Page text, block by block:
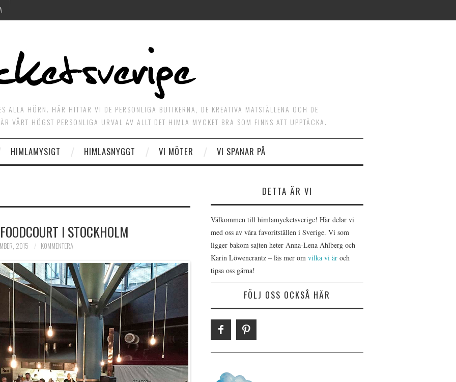
ALLA HÖRN. HÄR HITTAR VI DE PERSONLIGA BUTIKERNA, DE KREATIVA MATSTÄLLENA OCH DE
ÄR VÅRT HÖGST PERSONLIGA URVAL AV ALLT DET HIMLA MYCKET BRA SOM FINNS ATT UPPTÄCKA.
HIMLAMYSIGT HIMLASNYGGT VI MÖTER VI SPANAR PÅ
I STOCKHOLM
2015 KOMMENTERA
DETTA ÄR VI
Välkommen till himlamycketsverige! Här delar vi
med oss av våra favoritställen i Sverige. Vi som
ligger bakom sajten heter Anna-Lena Ahlberg och
Karin Löwencrantz – läs mer om vilka vi är och
tipsa oss gärna!
FÖLJ OSS OCKSÅ HÄR